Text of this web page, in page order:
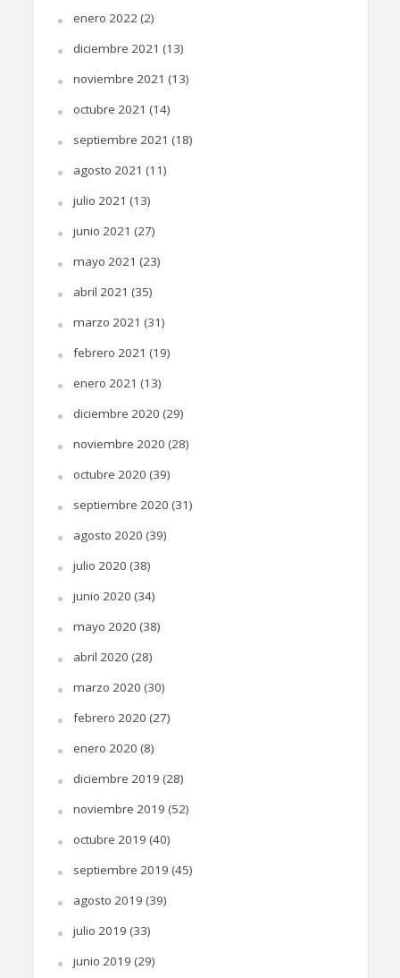
enero 2022(2)
diciembre 2021 (13)
noviembre 2021 (13)
octubre 2021 (14)
septiembre 2021 (18)
agosto 2021 (11)
julio 2021 (13)
junio 2021 (27)
mayo 2021 (23)
abril 2021 (35)
marzo 2021 (31)
febrero 2021 (19)
enero 2021 (13)
diciembre 2020 (29)
noviembre 2020 (28)
octubre 2020 (39)
septiembre 2020 (31)
agosto 2020 (39)
julio 2020 (38)
junio 2020 (34)
mayo 2020 (38)
abril 2020 (28)
marzo 2020 (30)
febrero 2020 (27)
enero 2020 (8)
diciembre 2019 (28)
noviembre 2019 (52)
octubre 2019 (40)
septiembre 2019 (45)
agosto 2019 (39)
julio 2019 (33)
junio 2019 (29)